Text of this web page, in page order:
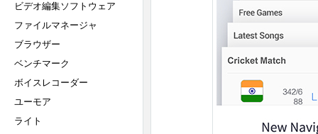
ビデオ編集ソフトウェア
ファイルマネージャ
ブラウザー
ベンチマーク
ボイスレコーダー
ユーモア
ライト